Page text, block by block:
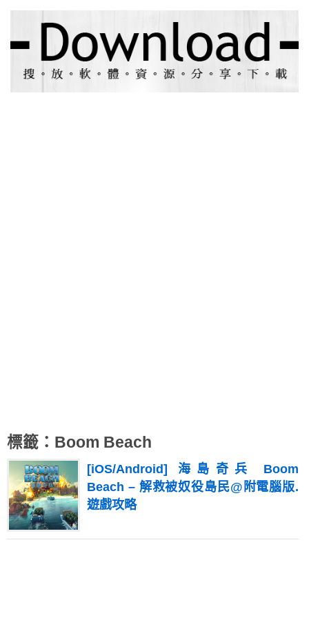
標籤：Boom Beach
[iOS/Android] 海島奇兵 Boom
Beach – 解救被奴役島民@附電腦版.
遊戲攻略